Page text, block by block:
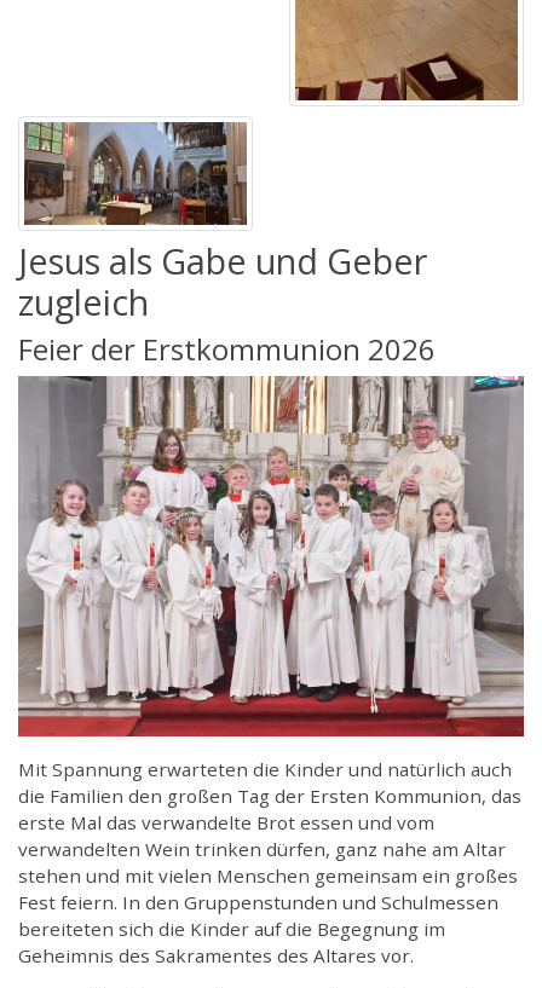
Jesus als Gabe und Geber
zugleich
Feier der Erstkommunion 2026
Mit Spannung erwarteten die Kinder und natürlich auch
die Familien den großen Tag der Ersten Kommunion, das
erste Mal das verwandelte Brot essen und vom
verwandelten Wein trinken dürfen, ganz nahe am Altar
stehen und mit vielen Menschen gemeinsam ein großes
Fest feiern. In den Gruppenstunden und Schulmessen
bereiteten sich die Kinder auf die Begegnung im
Geheimnis des Sakramentes des Altares vor.